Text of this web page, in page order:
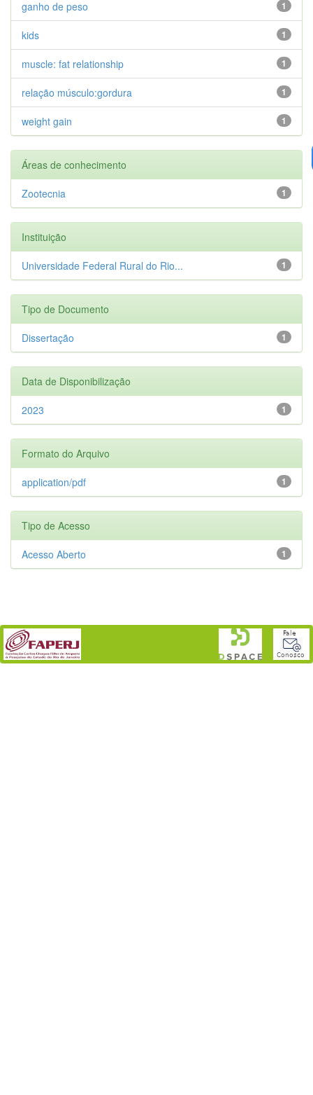
1
ganho de peso
1
kids
1
muscle: fat relationship
1
relação músculo:gordura
1
weight gain
Áreas de conhecimento
1
Zootecnia
Instituição
1
Universidade Federal Rural do Rio...
Tipo de Documento
1
Dissertação
Data de Disponibilização
1
2023
Formato do Arquivo
1
application/pdf
Tipo de Acesso
1
Acesso Aberto